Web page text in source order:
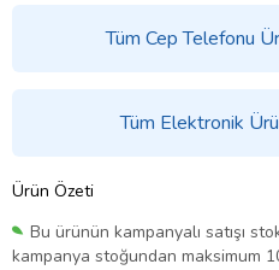
Tüm Cep Telefonu
Tüm Elektronik
Ürün Özeti
Bu ürünün kampanyalı satışı
kampanya stoğundan maksimum